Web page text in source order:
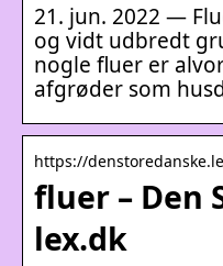
21. jun. 2022 —
og vidt udbredt
nogle fluer er
afgrøder som
https://
fluer – Den
lex.dk